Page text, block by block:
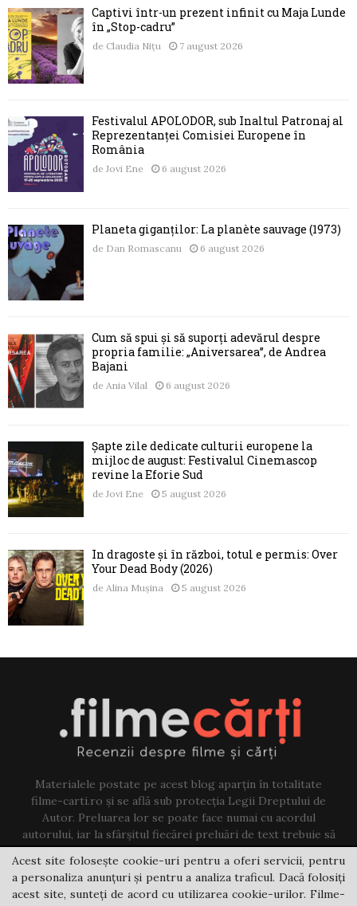
Captivi într-un prezent infinit cu Maja Lunde
în „Stop-cadru”
de Claudia Nițu 7 august 2026
Festivalul APOLODOR, sub Înaltul Patronaj al
Reprezentanței Comisiei Europene în
România
de Jovi Ene 6 august 2026
Planeta giganților: La planète sauvage (1973)
de Dan Romascanu 6 august 2026
Cum să spui și să suporți adevărul despre
propria familie: „Aniversarea”, de Andrea
Bajani
de Ania Vilal 6 august 2026
Șapte zile dedicate culturii europene la
mijloc de august: Festivalul Cinemascop
revine la Eforie Sud
de Jovi Ene 5 august 2026
În dragoste și în război, totul e permis: Over
Your Dead Body (2026)
de Alina Mușina 5 august 2026
Materialele postate pe acest blog aparțin în totalitate
filme-carti.ro și se află sub protecția Legii Dreptului de
Autor. Preluarea lor se poate face numai cu acordul
autorului, iar la sfârșitul fiecărei preluări de text trebuie să
existe un link către acest blog.
Contact us:jovi@filme-carti.ro
Acest site folosește cookie-uri pentru a oferi servicii, pentru
a personaliza anunțuri și pentru a analiza traficul. Dacă folosiți
acest site, sunteți de acord cu utilizarea cookie-urilor. Filme-